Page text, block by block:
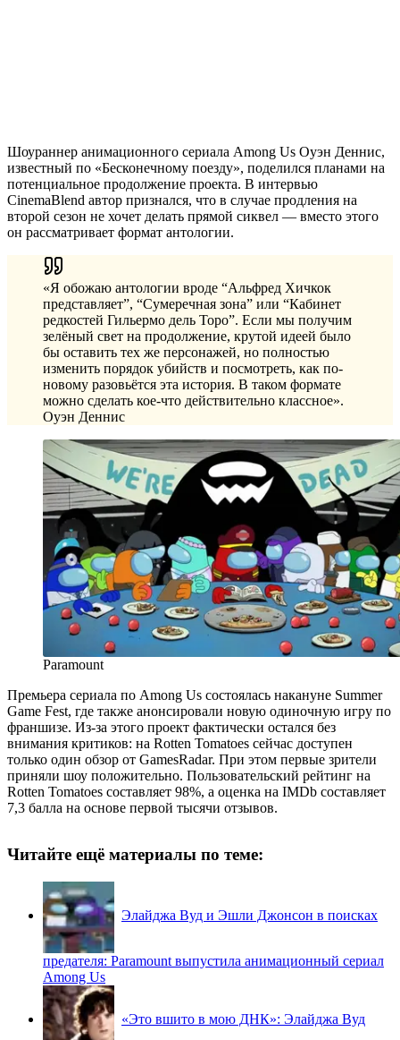
Шоураннер анимационного сериала Among Us Оуэн Деннис,
известный по «Бесконечному поезду», поделился планами на
потенциальное продолжение проекта. В интервью
CinemaBlend автор признался, что в случае продления на
второй сезон не хочет делать прямой сиквел — вместо этого
он рассматривает формат антологии.
«Я обожаю антологии вроде “Альфред Хичкок
представляет”, “Сумеречная зона” или “Кабинет
редкостей Гильермо дель Торо”. Если мы получим
зелёный свет на продолжение, крутой идеей было
бы оставить тех же персонажей, но полностью
изменить порядок убийств и посмотреть, как по-
новому разовьётся эта история. В таком формате
можно сделать кое-что действительно классное».
Оуэн Деннис
Paramount
Премьера сериала по Among Us состоялась накануне Summer
Game Fest, где также анонсировали новую одиночную игру по
франшизе. Из-за этого проект фактически остался без
внимания критиков: на Rotten Tomatoes сейчас доступен
только один обзор от GamesRadar. При этом первые зрители
приняли шоу положительно. Пользовательский рейтинг на
Rotten Tomatoes составляет 98%, а оценка на IMDb составляет
7,3 балла на основе первой тысячи отзывов.
Читайте ещё материалы по теме:
Элайджа Вуд и Эшли Джонсон в поисках
предателя: Paramount выпустила анимационный сериал
Among Us
«Это вшито в мою ДНК»: Элайджа Вуд